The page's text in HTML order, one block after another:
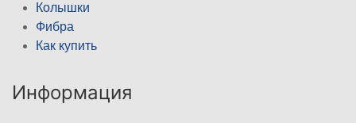
Колышки
Фибра
Как купить
Информация